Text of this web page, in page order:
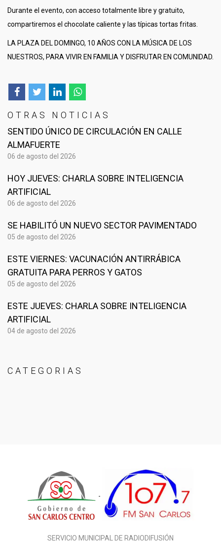
Durante el evento, con acceso totalmente libre y gratuito,
compartiremos el chocolate caliente y las típicas tortas fritas.
LA PLAZA DEL DOMINGO, 10 AÑOS CON LA MÚSICA DE LOS
NUESTROS, PARA VIVIR EN FAMILIA Y DISFRUTAR EN COMUNIDAD.
OTRAS NOTICIAS
SENTIDO ÚNICO DE CIRCULACIÓN EN CALLE
ALMAFUERTE
06 de agosto del 2026
HOY JUEVES: CHARLA SOBRE INTELIGENCIA
ARTIFICIAL
06 de agosto del 2026
SE HABILITÓ UN NUEVO SECTOR PAVIMENTADO
05 de agosto del 2026
ESTE VIERNES: VACUNACIÓN ANTIRRÁBICA
GRATUITA PARA PERROS Y GATOS
05 de agosto del 2026
ESTE JUEVES: CHARLA SOBRE INTELIGENCIA
ARTIFICIAL
04 de agosto del 2026
CATEGORIAS
SERVICIO MUNICIPAL DE RADIODIFUSIÓN